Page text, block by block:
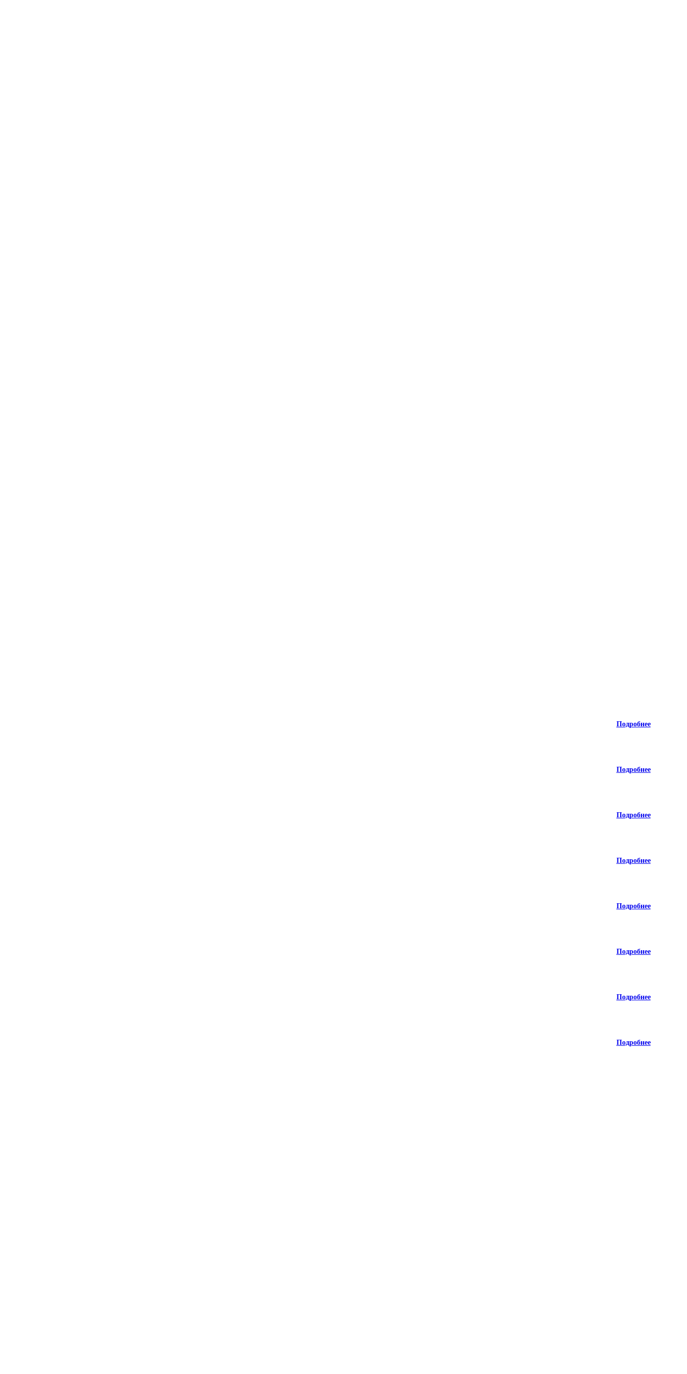
Подробнее
Подробнее
Подробнее
Подробнее
Подробнее
Подробнее
Подробнее
Подробнее